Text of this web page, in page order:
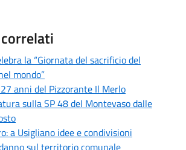
la “Giornata del sacrificio del
mondo”
anni del Pizzorante Il Merlo
sulla SP 48 del Montevaso dalle
a Usigliano idee e condivisioni
sul territorio comunale